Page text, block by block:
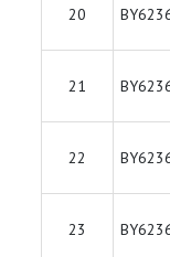
20
21
22
23